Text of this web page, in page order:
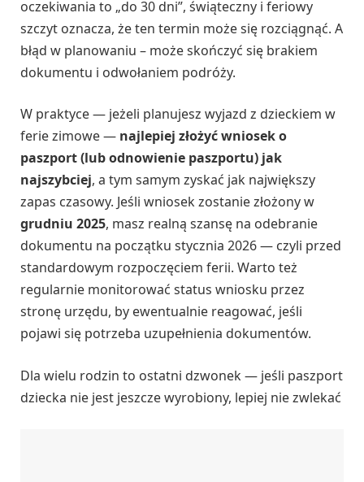
oczekiwania to „do 30 dni”, świąteczny i feriowy
szczyt oznacza, że ten termin może się rozciągnąć. A
błąd w planowaniu – może skończyć się brakiem
dokumentu i odwołaniem podróży.
W praktyce — jeżeli planujesz wyjazd z dzieckiem w
ferie zimowe — najlepiej złożyć wniosek o
paszport (lub odnowienie paszportu) jak
najszybciej, a tym samym zyskać jak największy
zapas czasowy. Jeśli wniosek zostanie złożony w
grudniu 2025, masz realną szansę na odebranie
dokumentu na początku stycznia 2026 — czyli przed
standardowym rozpoczęciem ferii. Warto też
regularnie monitorować status wniosku przez
stronę urzędu, by ewentualnie reagować, jeśli
pojawi się potrzeba uzupełnienia dokumentów.
Dla wielu rodzin to ostatni dzwonek — jeśli paszport
dziecka nie jest jeszcze wyrobiony, lepiej nie zwlekać